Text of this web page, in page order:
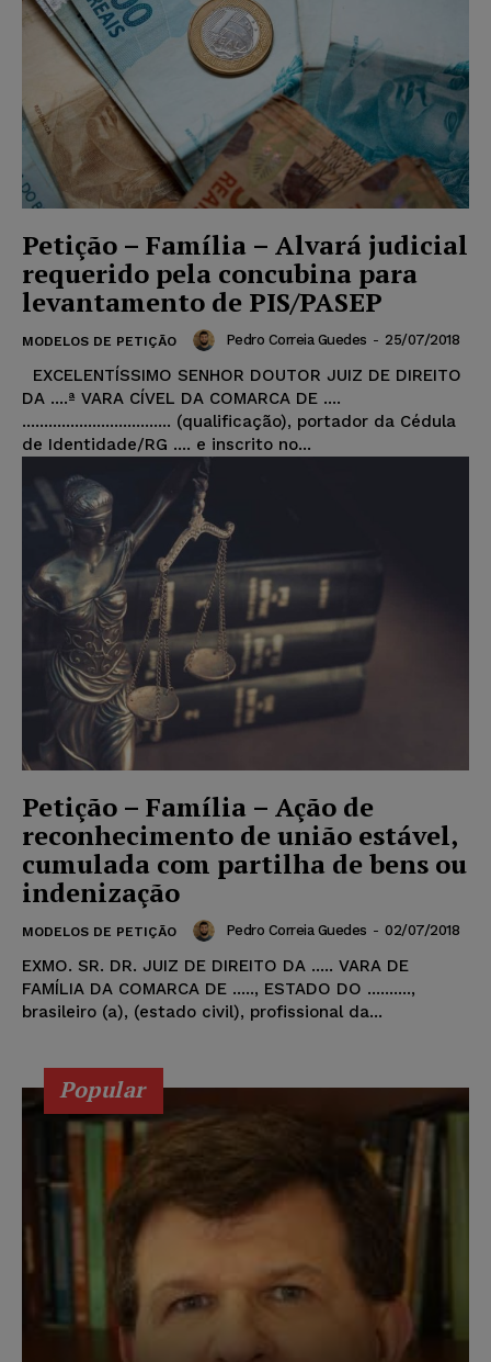
Petição – Família – Alvará judicial
requerido pela concubina para
levantamento de PIS/PASEP
MODELOS DE PETIÇÃO Pedro Correia Guedes - 25/07/2018
EXCELENTÍSSIMO SENHOR DOUTOR JUIZ DE DIREITO
DA ....ª VARA CÍVEL DA COMARCA DE ....
.................................. (qualificação), portador da Cédula
de Identidade/RG .... e inscrito no...
Petição – Família – Ação de
reconhecimento de união estável,
cumulada com partilha de bens ou
indenização
MODELOS DE PETIÇÃO Pedro Correia Guedes - 02/07/2018
EXMO. SR. DR. JUIZ DE DIREITO DA ..... VARA DE
FAMÍLIA DA COMARCA DE ....., ESTADO DO ..........,
brasileiro (a), (estado civil), profissional da...
Popular